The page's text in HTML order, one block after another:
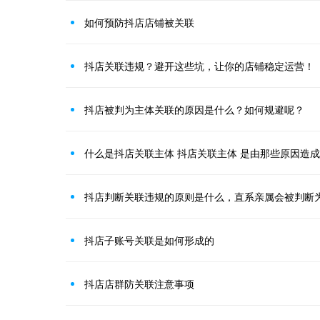
如何预防抖店店铺被关联
抖店关联违规？避开这些坑，让你的店铺稳定运营！
抖店被判为主体关联的原因是什么？如何规避呢？
什么是抖店关联主体 抖店关联主体 是由那些原因造
抖店判断关联违规的原则是什么，直系亲属会被判断
抖店子账号关联是如何形成的
抖店店群防关联注意事项